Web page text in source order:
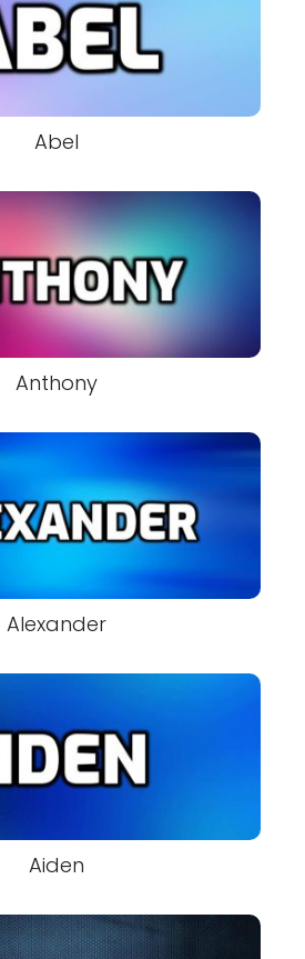
Abel
Anthony
Alexander
Aiden